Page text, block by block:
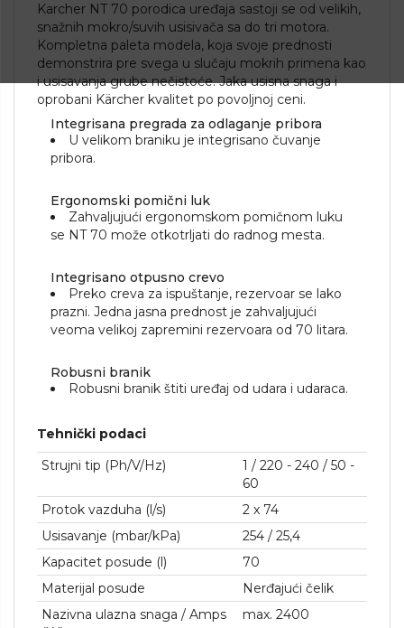
Karcher NT 70 porodica uređaja sastoji se od velikih,
snažnih mokro/suvih usisivača sa do tri motora.
Kompletna paleta modela, koja svoje prednosti
demonstrira pre svega u slučaju mokrih primena kao
i usisavanja grube nečistoće. Jaka usisna snaga i
oprobani Kärcher kvalitet po povoljnoj ceni.
Integrisana pregrada za odlaganje pribora
U velikom braniku je integrisano čuvanje
pribora.
Ergonomski pomični luk
Zahvaljujući ergonomskom pomičnom luku
se NT 70 može otkotrljati do radnog mesta.
Integrisano otpusno crevo
Preko creva za ispuštanje, rezervoar se lako
prazni. Jedna jasna prednost je zahvaljujući
veoma velikoj zapremini rezervoara od 70 litara.
Robusni branik
Robusni branik štiti uređaj od udara i udaraca.
Tehnički podaci
Strujni tip (Ph/V/Hz)
1 / 220 - 240 / 50 -
60
Protok vazduha (l/s)
2 x 74
Usisavanje (mbar/kPa)
254 / 25,4
Kapacitet posude (l)
70
Materijal posude
Nerđajući čelik
Nazivna ulazna snaga / Amps
max. 2400